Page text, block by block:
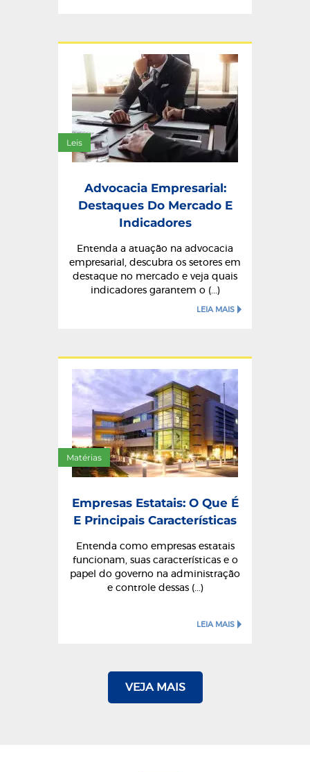
Leis
Advocacia Empresarial:
Destaques Do Mercado E
Indicadores
Entenda a atuação na advocacia
empresarial, descubra os setores em
destaque no mercado e veja quais
indicadores garantem o (...)
LEIA MAIS
Matérias
Empresas Estatais: O Que É
E Principais Características
Entenda como empresas estatais
funcionam, suas características e o
papel do governo na administração
e controle dessas (...)
LEIA MAIS
VEJA MAIS